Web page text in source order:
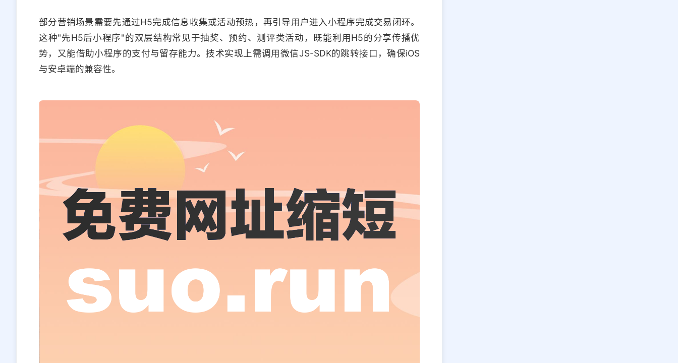
部分营销场景需要先通过H5完成信息收集或活动预热，再引导用户进入小程序完成交易闭环。
这种"先H5后小程序"的双层结构常见于抽奖、预约、测评类活动，既能利用H5的分享传播优
势，又能借助小程序的支付与留存能力。技术实现上需调用微信JS-SDK的跳转接口，确保iOS
与安卓端的兼容性。